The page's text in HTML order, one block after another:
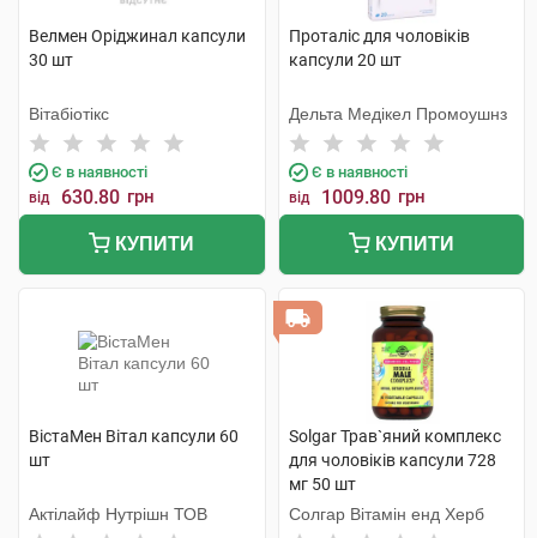
Велмен Оріджинал капсули
30 шт
Вітабіотікс
Є в наявності
від 630.80 грн
КУПИТИ
Проталіс для чоловіків
капсули 20 шт
Дельта Медікел Промоушнз
Є в наявності
від 1009.80 грн
КУПИТИ
ВістаМен Вітал капсули 60
шт
Актілайф Нутрішн ТОВ
Solgar Трав`яний комплекс
для чоловіків капсули 728
мг 50 шт
Солгар Вітамін енд Херб